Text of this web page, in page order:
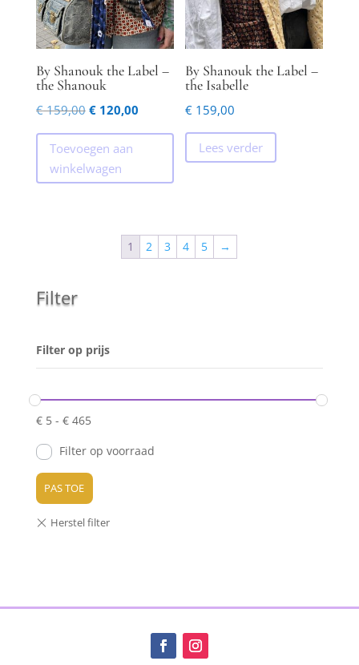
By Shanouk the Label –
the Shanouk
€159,00 Oorspronkelijke
prijs
was:
€ 159,00.
€120,00Huidige
prijs
Toevoegen aan
winkelwagen
By Shanouk the Label –
the Isabelle
€ 159,00
Lees verder
1 2 3 4 5 →
Filter
Filter op prijs
€ 5- € 465
Filter op voorraad
PAS TOE